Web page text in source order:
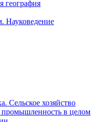
география
Науковедение
Сельское хозяйство
в целом